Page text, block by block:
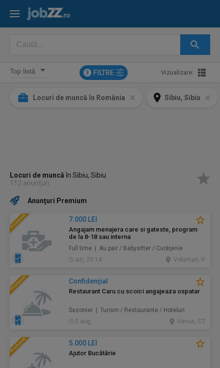
3 FILTRE Vizualizare:
Locuri de muncă în România Sibiu, Sibiu
Locuri de muncăîn Sibiu, Sibiu
112 anunțuri
Anunţuri Premium
7.000 LEI
Angajam menajera care si gateste, program
de la 8-18 sau interna
Full time | Au pair / Babysitter / Curăţenie
azi, 20:14
Voluntari, IF
Confidenţial
Restaurant Caru cu scoici angajeaza ospatar
Sezonier | Turism / Restaurante / Hoteluri
5 aug.
Venus, CT
5.000 LEI
Ajutor Bucătărie